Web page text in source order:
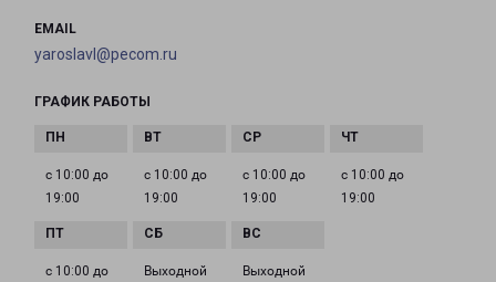
EMAIL
yaroslavl@pecom.ru
ГРАФИК РАБОТЫ
с 10:00 до
19:00
с 10:00 до
19:00
с 10:00 до
19:00
с 10:00 до
19:00
с 10:00 до
Выходной Выходной